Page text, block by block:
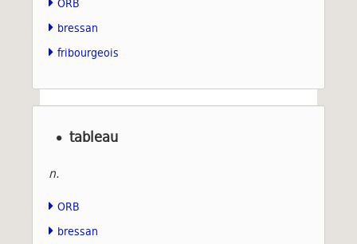
bressan
fribourgeois
tableau
n.
ORB
bressan